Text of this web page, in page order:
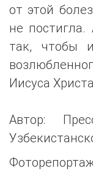
от этой
не
так, чтобы
Иисуса
Автор: